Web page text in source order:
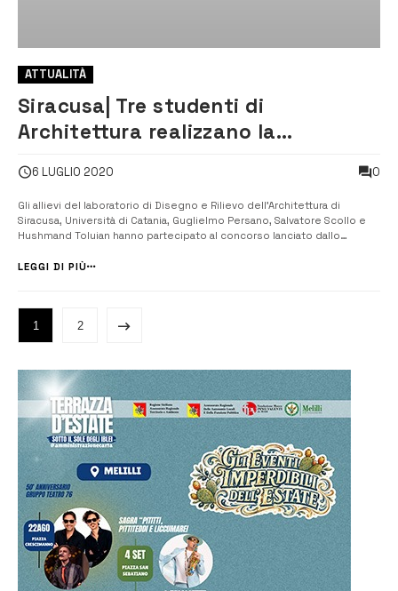
ATTUALITÀ
Siracusa| Tre studenti di
Architettura realizzano la
6 LUGLIO 2020 0
Gli allievi del laboratorio di Disegno e Rilievo dell’Architettura di
Siracusa, Università di Catania, Guglielmo Persano, Salvatore Scollo e
Hushmand Toluian hanno partecipato al concorso lanciato dallo
oltre mille pervenute. [/] Il blu che ricorda il mare, il gial...
LEGGI DI PIÙ
1 2